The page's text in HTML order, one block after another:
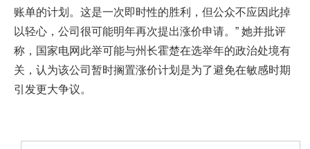
账单的计划。这是一次即时性的胜利，但公众不应因此掉
以轻心，公司很可能明年再次提出涨价申请。” 她并批评
称，国家电网此举可能与州长霍楚在选举年的政治处境有
关，认为该公司暂时搁置涨价计划是为了避免在敏感时期
引发更大争议。